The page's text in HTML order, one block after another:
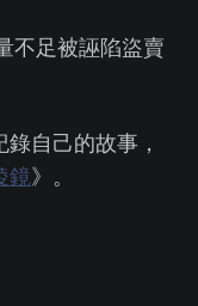
不足被誣陷盜賣
自己的故事，
鏡》。